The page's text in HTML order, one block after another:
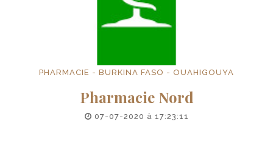
PHARMACIE - BURKINA FASO - OUAHIGOUYA
Pharmacie Nord
07-07-2020 à 17:23:11